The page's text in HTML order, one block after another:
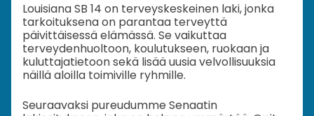
Louisiana SB 14 on terveyskeskeinen laki, jonka
tarkoituksena on parantaa terveyttä
päivittäisessä elämässä. Se vaikuttaa
terveydenhuoltoon, koulutukseen, ruokaan ja
kuluttajatietoon sekä lisää uusia velvollisuuksia
näillä aloilla toimiville ryhmille.
Seuraavaksi pureudumme Senaatin